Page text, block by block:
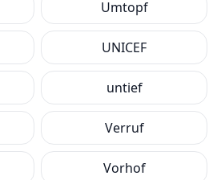
Umtopf
UNICEF
untief
Verruf
Vorhof